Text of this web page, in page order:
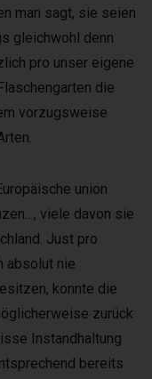
man sagt, sie seien
gleichwohl denn
pro unser eigene
die
vorzugsweise
union
viele davon sie
Just pro
absolut nie
konnte die
zurück
Instandhaltung
bereits